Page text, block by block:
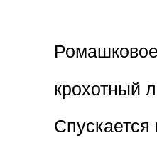
крохотный
Спускается